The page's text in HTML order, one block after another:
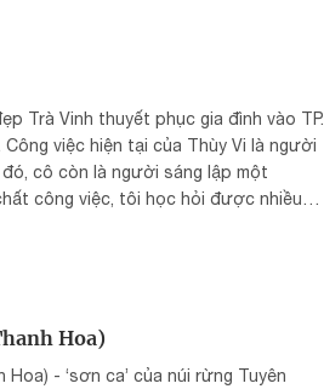
Trà Vinh thuyết phục gia đình vào TP.
việc hiện tại của Thùy Vi là người
đó, cô còn là người sáng lập một
công việc, tôi học hỏi được nhiều
Hoa)
- ‘sơn ca’ của núi rừng Tuyên